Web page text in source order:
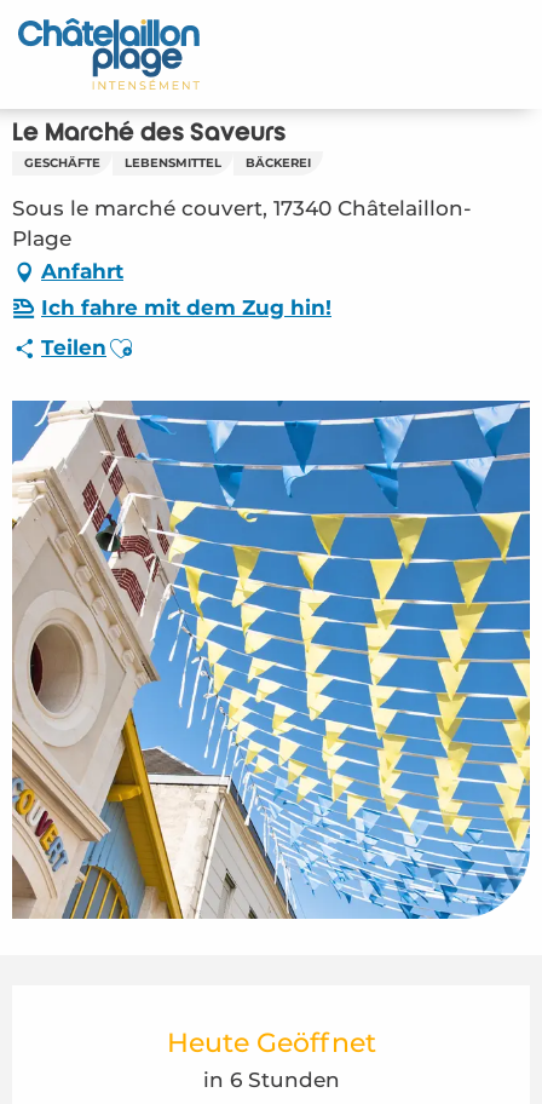
Aller
au
principal
Startseite - DE
Entdecken Sie
Aktivitäten
Zu leben
Treffpunkt
Ihr Aufenthalt - DE
ORG – Le Marché des Saveurs (Châtelaillon-
Plage) #3891067
Le Marché des Saveurs
GESCHÄFTE LEBENSMITTEL BÄCKEREI
Sous le marché couvert, 17340 Châtelaillon-
Plage
Anfahrt
Ich fahre mit dem Zug hin!
Teilen Ajouter aux favoris
Heute Geöffnet
in 6 Stunden